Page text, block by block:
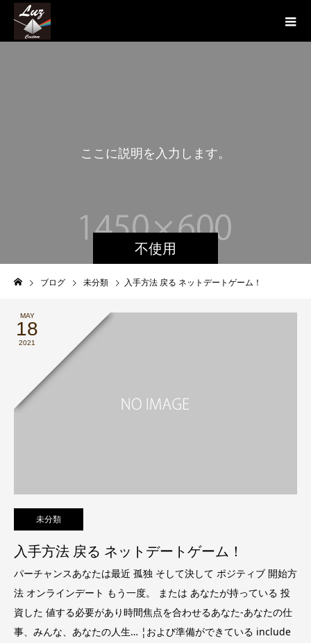
不使用
こ こ に説明を 入 力 し ます。
ブログ 未分類 入手方法 戻る ネットデートゲーム！
MAY
18
2021
未分類
入手方法 戻る ネットデートゲーム！
パーチャンスあなたは最近 孤独 そして決して ポジティブ 開始方
法 オンラインデート もう一度。 または あなたが持っている 投
資した 値する必要があり時間焦点を合わせるあなた-あなたの仕
事、みんな、あなたの人生… ¦および準備ができている include